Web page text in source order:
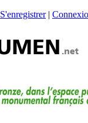
S'enregistrer|